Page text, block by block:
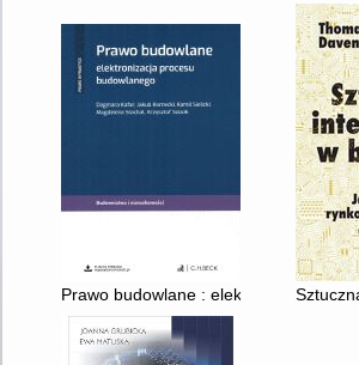
Prawo budowlane : elektronizacja